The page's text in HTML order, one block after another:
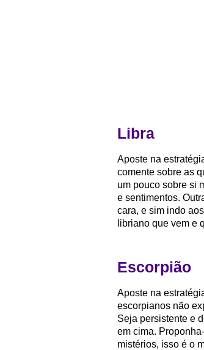
Libra
Aposte na
comente sobre as
um pouco sobre si
e sentimentos.
cara, e sim indo
libriano que vem e
Escorpião
Aposte na
escorpianos não
Seja persistente e
em cima.
mistérios, isso é o